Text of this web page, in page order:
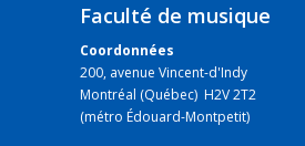
Faculté de musique
Coordonnées
200, avenue Vincent-d'Indy
Montréal (Québec) H2V 2T2
(métro Édouard-Montpetit)